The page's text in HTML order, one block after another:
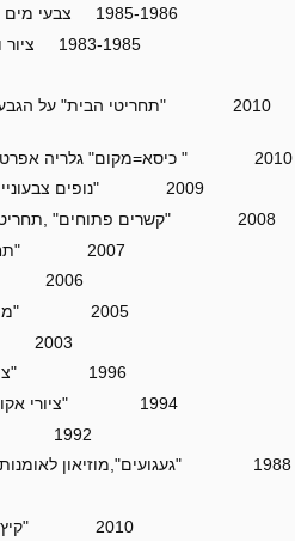
1985-1986 צבעי מים וצבעי שמן, DCC בולטימור ארה"ב
1983-1985 ציור ורישום,המרכז לאמנות חזותית ב"ש
2010 "תחריטי הבית" על
2010 " כיסא=מקום" גלריה אפרטארט, תל אביב,אוצרת: רותם ריטוב
2009 "נופים צבעוניים" מכון גנטיקה, בית חולים סורוקה
2008 "קשרים פתוחים" ,תחריטים רקומים, סימגלרי, מושב מגדים
2007 "תחריטים +", בית האמנים בנגב, ב"ש
2006 "סימנים", אוניברסיטת בן-גוריון
2005 "מן הנוף", גלריה "הבית בדפנה",עומר
2003 "ציורים", בית שרת , גבעתיים
1996 "ציורים",גלריה עמליה ארבל, ראשל"צ
1994 "ציורי אקוורל", גלריה "ציאורים", קיבוץ אורים
1992 "צבע מקומי",קונסרבטוריון , ב"ש
1988 "געגועים",מוזיאון לאומנות הבדואים ע"ש ג'ו-אלון , קיבוץ להב
2010 "קיץ" על הגבעה, גלריה לאמנות , מיתר